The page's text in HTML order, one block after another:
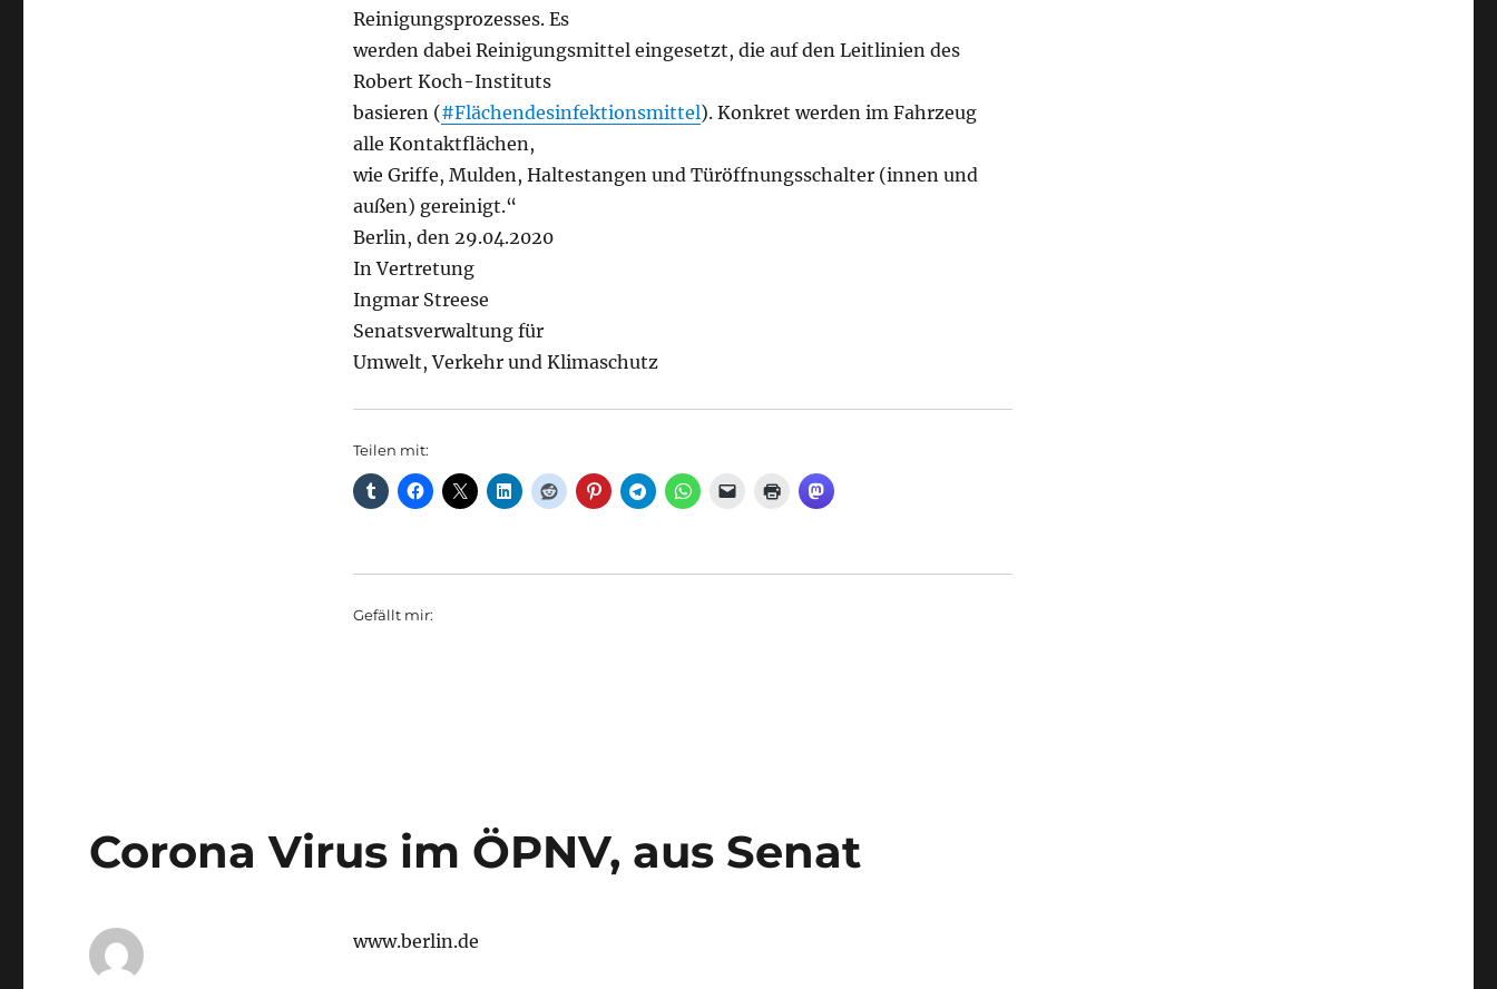
Reinigungsprozesses. Es
werden dabei Reinigungsmittel eingesetzt, die auf den Leitlinien des
Robert Koch-Instituts
basieren (#Flächendesinfektionsmittel). Konkret werden im Fahrzeug
alle Kontaktflächen,
wie Griffe, Mulden, Haltestangen und Türöffnungsschalter (innen und
außen) gereinigt.“
Berlin, den 29.04.2020
In Vertretung
Ingmar Streese
Senatsverwaltung für
Umwelt, Verkehr und Klimaschutz
Teilen mit:
Gefällt mir:
Corona Virus im ÖPNV, aus Senat
www.berlin.de